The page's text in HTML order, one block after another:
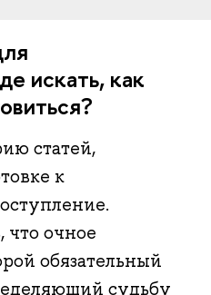
искать, как
статей,
к
очное
обязательный
судьбу